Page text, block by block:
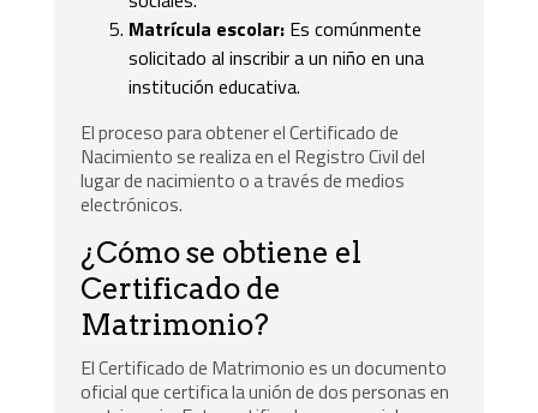
Matrícula escolar: Es comúnmente
solicitado al inscribir a un niño en una
institución educativa.
El proceso para obtener el Certificado de
Nacimiento se realiza en el Registro Civil del
lugar de nacimiento o a través de medios
electrónicos.
¿Cómo se obtiene el
Certificado de
Matrimonio?
El Certificado de Matrimonio es un documento
oficial que certifica la unión de dos personas en